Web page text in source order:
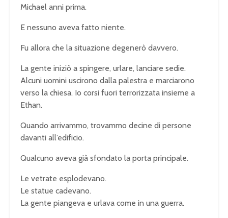
Michael anni prima.
E nessuno aveva fatto niente.
Fu allora che la situazione degenerò davvero.
La gente iniziò a spingere, urlare, lanciare sedie.
Alcuni uomini uscirono dalla palestra e marciarono
verso la chiesa. Io corsi fuori terrorizzata insieme a
Ethan.
Quando arrivammo, trovammo decine di persone
davanti all’edificio.
Qualcuno aveva già sfondato la porta principale.
Le vetrate esplodevano.
Le statue cadevano.
La gente piangeva e urlava come in una guerra.